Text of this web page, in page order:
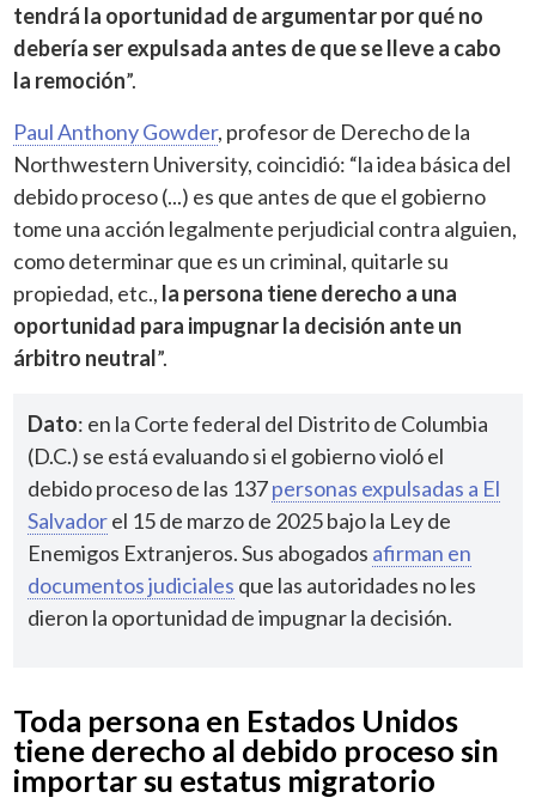
tendrá la oportunidad de argumentar por qué no
debería ser expulsada antes de que se lleve a cabo
la remoción”.
Paul Anthony Gowder, profesor de Derecho de la
Northwestern University, coincidió: “la idea básica del
debido proceso (...) es que antes de que el gobierno
tome una acción legalmente perjudicial contra alguien,
como determinar que es un criminal, quitarle su
propiedad, etc., la persona tiene derecho a una
oportunidad para impugnar la decisión ante un
árbitro neutral”.
Dato: en la Corte federal del Distrito de Columbia
(D.C.) se está evaluando si el gobierno violó el
debido proceso de las 137personas expulsadas a El
Salvadorel 15 de marzo de 2025 bajo la Ley de
Enemigos Extranjeros. Sus abogados afirman en
documentos judiciales que las autoridades no les
dieron la oportunidad de impugnar la decisión.
Toda persona en Estados Unidos
tiene derecho al debido proceso sin
importar su estatus migratorio